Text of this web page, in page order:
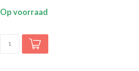
Op voorraad